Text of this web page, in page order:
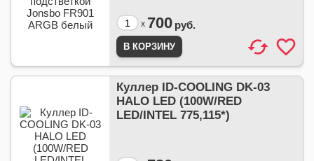
x 700 руб.
Куллер ID-COOLING DK-03
HALO LED (100W/RED
LED/INTEL 775,115*)